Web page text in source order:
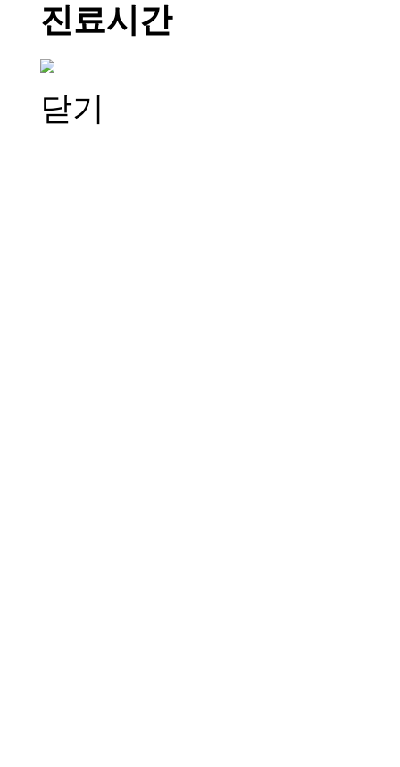
진료시간
닫기